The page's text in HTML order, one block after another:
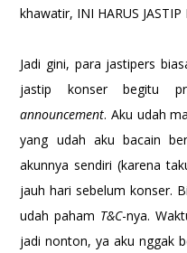
khawatir, INI HARUS JASTIP
Jadi gini, para jastipers
jastip konser begitu
announcement. Aku udah
yang udah aku bacain
akunnya sendiri (karena
jauh hari sebelum konser.
udah paham T&C-nya.
jadi nonton, ya aku nggak